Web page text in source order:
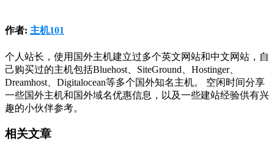
作者: 主机101
个人站长，使用国外主机建立过多个英文网站和中文网站，自
己购买过的主机包括Bluehost、SiteGround、Hostinger、
Dreamhost、Digitalocean等多个国外知名主机。 空闲时间分享
一些国外主机和国外域名优惠信息，以及一些建站经验供有兴
趣的小伙伴参考。
相关文章